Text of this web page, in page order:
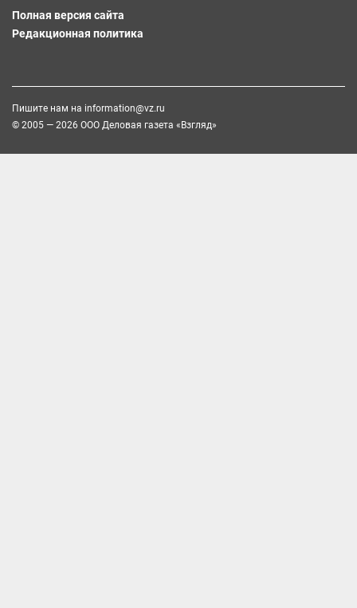
Полная версия сайта
Редакционная политика
Пишите нам на information@vz.ru
© 2005 — 2026 ООО Деловая газета «Взгляд»